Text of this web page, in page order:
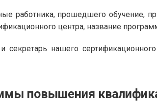
работника, прошедшего обучение,
центра, название
секретарь нашего
повышения